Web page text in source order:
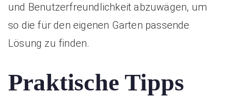
und Benutzerfreundlichkeit abzuwägen, um
so die für den eigenen Garten passende
Lösung zu finden.
Praktische Tipps